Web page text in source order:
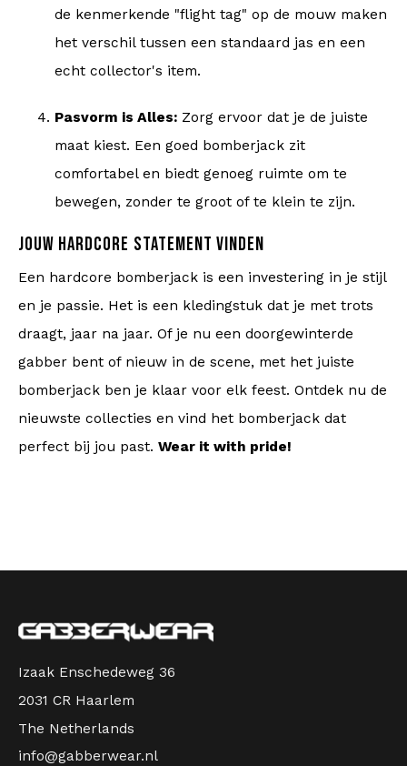
de kenmerkende "flight tag" op de mouw maken
het verschil tussen een standaard jas en een
echt collector's item.
Pasvorm is Alles: Zorg ervoor dat je de juiste
maat kiest. Een goed bomberjack zit
comfortabel en biedt genoeg ruimte om te
bewegen, zonder te groot of te klein te zijn.
JOUW HARDCORE STATEMENT VINDEN
Een hardcore bomberjack is een investering in je stijl
en je passie. Het is een kledingstuk dat je met trots
draagt, jaar na jaar. Of je nu een doorgewinterde
gabber bent of nieuw in de scene, met het juiste
bomberjack ben je klaar voor elk feest. Ontdek nu de
nieuwste collecties en vind het bomberjack dat
perfect bij jou past. Wear it with pride!
Izaak Enschedeweg 36
2031 CR Haarlem
The Netherlands
info@gabberwear.nl